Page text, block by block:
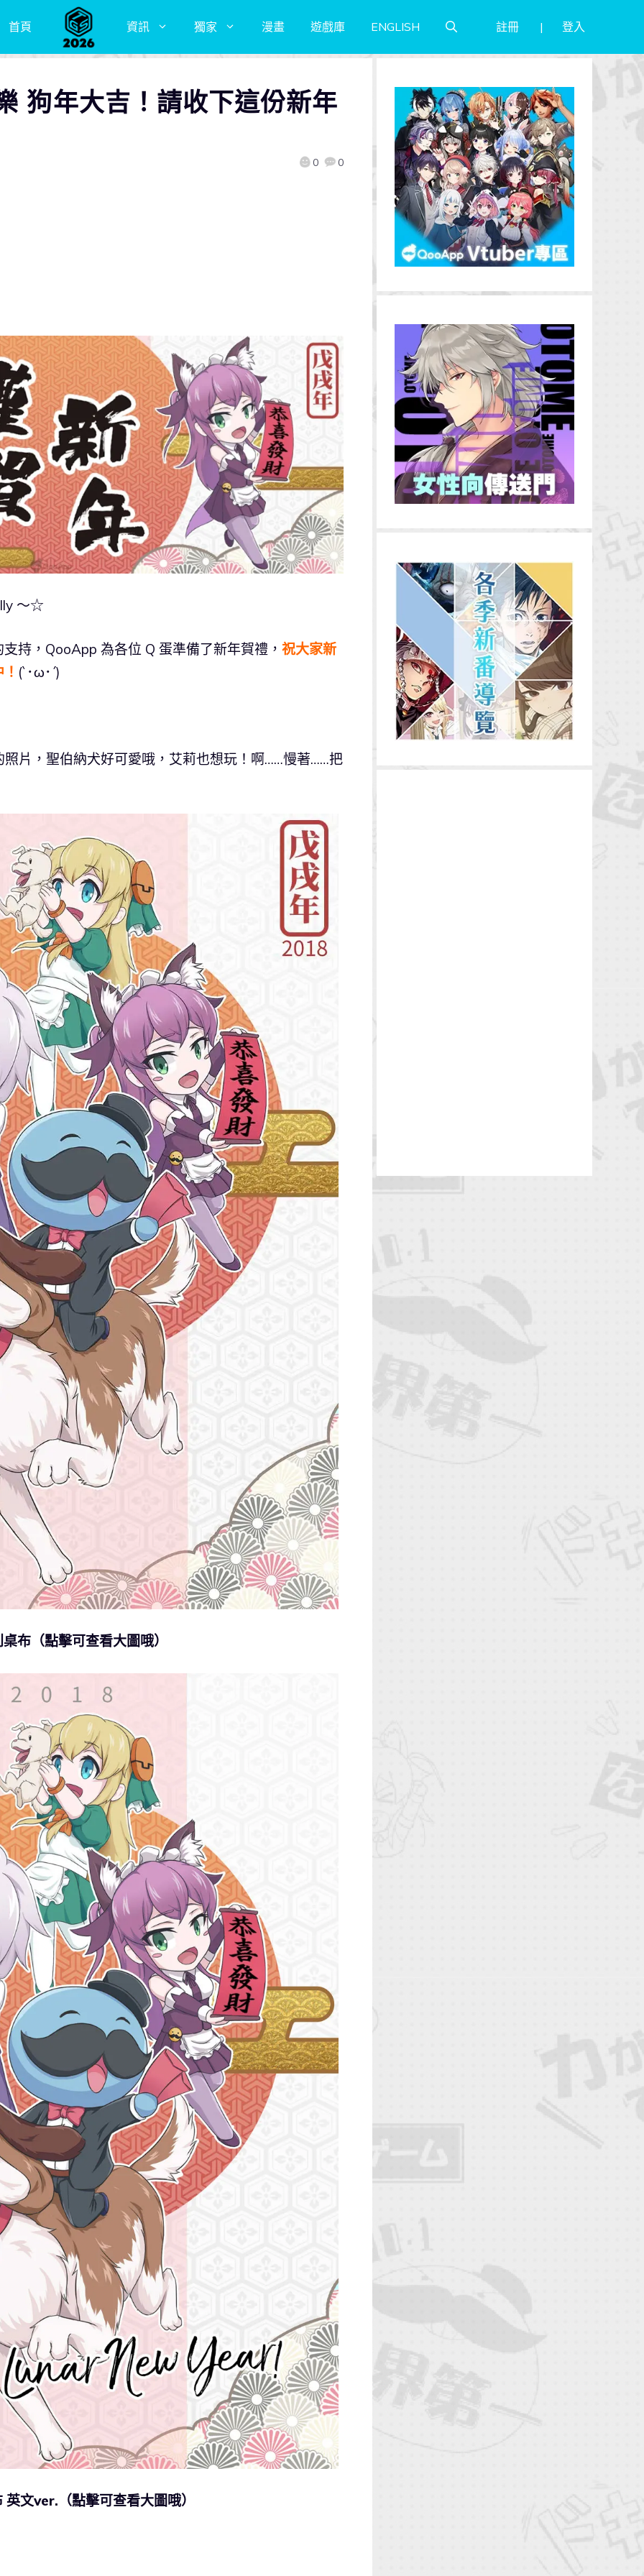
首頁 資訊 獨家 漫畫 遊戲庫 ENGLISH 註冊 登入
狗年大吉！請收下這份新年
0 0
～☆
持，QooApp 為各位 Q 蛋準備了新年賀禮， 祝大家新
(`･ω･´)
片，聖伯納犬好可愛哦，艾莉也想玩！啊……慢著……把
布（點擊可查看大圖哦）
文ver.（點擊可查看大圖哦）